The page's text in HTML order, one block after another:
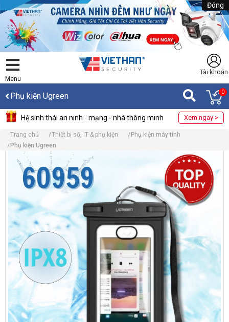
Đóng
Menu
Tài khoản
Phụ kiện Ugreen 0
Hệ sinh thái an ninh - mạng - nhà thông minh Xem ngay >
Trang chủ Thiết bị số, IT & phụ kiện
Phụ kiện máy tính
Phụ kiện Ugreen